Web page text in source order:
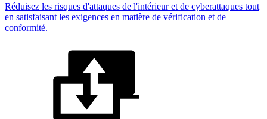
Réduisez les risques d'attaques de l'intérieur et de cyberattaques tout
en satisfaisant les exigences en matière de vérification et de
conformité.